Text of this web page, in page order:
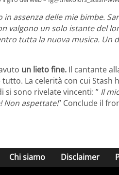
assenza delle mie bimbe.
un solo istante del
tutta la nuova musica. Un
un lieto fine. Il cantante
La celerità con cui Stash
si sono rivelate vincenti: ” Il
Non aspettate!” Conclude il
Chi siamo Disclaimer